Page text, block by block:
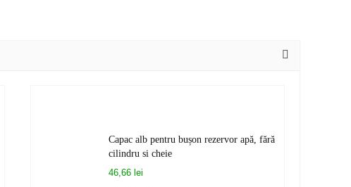
Capac alb pentru bușon rezervor apă, fără
cilindru si cheie
46,66 lei